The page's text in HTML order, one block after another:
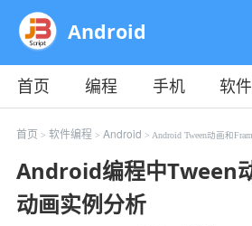
Android
首页 编程 手机 软件
教程
平面 服务器
首页 > 软件编程 > Android > Android Tween动画和
Android编程中Tween
动画实例分析